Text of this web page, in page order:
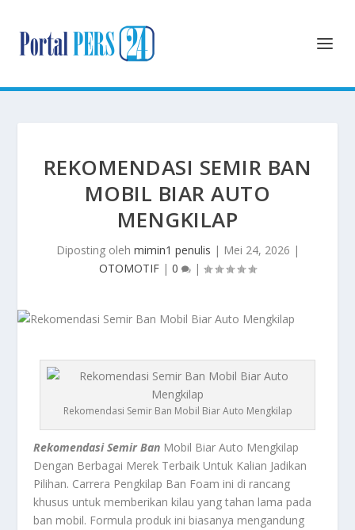
REKOMENDASI SEMIR BAN
MOBIL BIAR AUTO
MENGKILAP
Diposting oleh mimin1 penulis | Mei 24, 2026 |
OTOMOTIF | 0 |
Rekomendasi Semir Ban Mobil Biar Auto Mengkilap
Rekomendasi Semir Ban Mobil Biar Auto Mengkilap
Dengan Berbagai Merek Terbaik Untuk Kalian Jadikan
Pilihan. Carrera Pengkilap Ban Foam ini di rancang
khusus untuk memberikan kilau yang tahan lama pada
ban mobil. Formula produk ini biasanya mengandung